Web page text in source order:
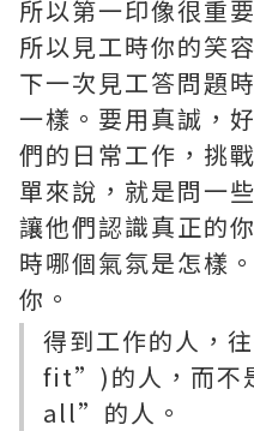
所以第一印像很重要
所以見工時你的笑
下一次見工答問題
一樣。要用真誠，
們的日常工作，挑
單來說，就是問一
讓他們認識真正的
時哪個氣氛是怎樣
你。
得到工作的人，
fit”)的人，而
all”的人。